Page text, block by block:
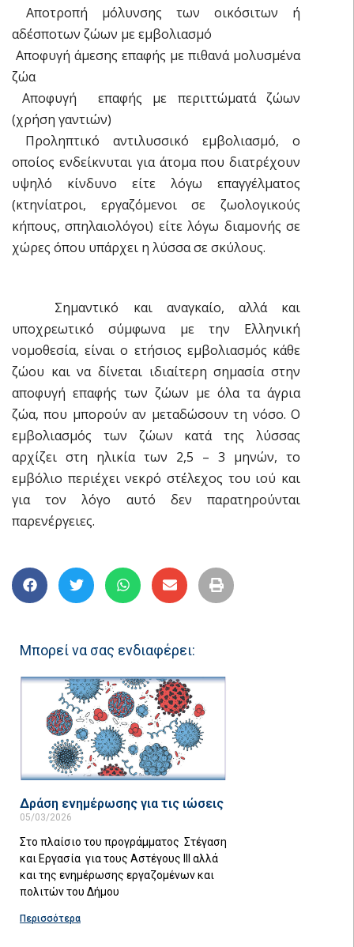
 Αποτροπή μόλυνσης των οικόσιτων ή
αδέσποτων ζώων με εμβολιασμό
 Αποφυγή άμεσης επαφής με πιθανά μολυσμένα
ζώα
 Αποφυγή επαφής με περιττώματά ζώων
(χρήση γαντιών)
 Προληπτικό αντιλυσσικό εμβολιασμό, ο
οποίος ενδείκνυται για άτομα που διατρέχουν
υψηλό κίνδυνο είτε λόγω επαγγέλματος
(κτηνίατροι, εργαζόμενοι σε ζωολογικούς
κήπους, σπηλαιολόγοι) είτε λόγω διαμονής σε
χώρες όπου υπάρχει η λύσσα σε σκύλους.
Σημαντικό και αναγκαίο, αλλά και
υποχρεωτικό σύμφωνα με την Ελληνική
νομοθεσία, είναι ο ετήσιος εμβολιασμός κάθε
ζώου και να δίνεται ιδιαίτερη σημασία στην
αποφυγή επαφής των ζώων με όλα τα άγρια
ζώα, που μπορούν αν μεταδώσουν τη νόσο. Ο
εμβολιασμός των ζώων κατά της λύσσας
αρχίζει στη ηλικία των 2,5 – 3 μηνών, το
εμβόλιο περιέχει νεκρό στέλεχος του ιού και
για τον λόγο αυτό δεν παρατηρούνται
παρενέργειες.
Μπορεί να σας ενδιαφέρει:
Δράση ενημέρωσης για τις ιώσεις
05/03/2026
Στο πλαίσιο του προγράμματος Στέγαση
και Εργασία για τους Αστέγους III αλλά
και της ενημέρωσης εργαζομένων και
πολιτών του Δήμου
Περισσότερα